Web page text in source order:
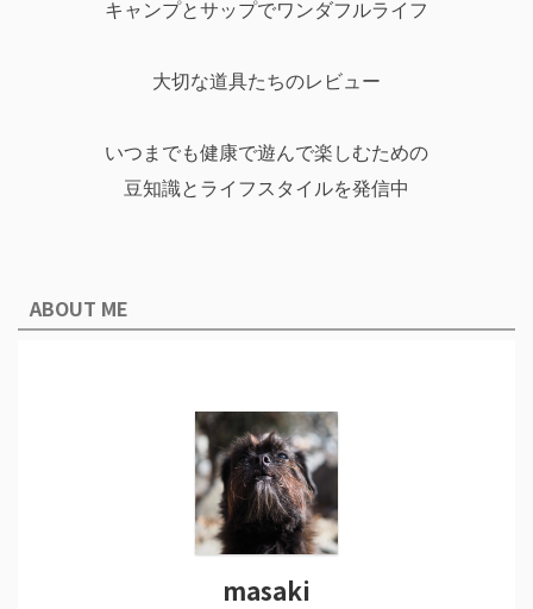
キャンプとサップでワンダフルライフ
大切な道具たちのレビュー
いつまでも健康で遊んで楽しむための
豆知識とライフスタイルを発信中
ABOUT ME
masaki